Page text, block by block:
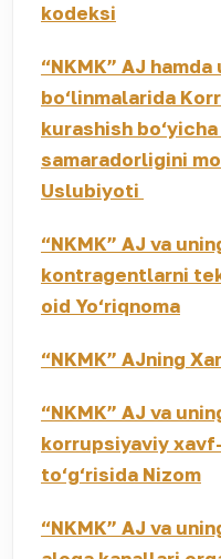
kodeksi
“NKMK” AJ
bo‘linmalarida
kurashish
samaradorligini
Uslubiyoti
“NKMK” AJ va
kontragentlarni
oid Yo‘riqnoma
“NKMK” AJning
“NKMK” AJ va
korrupsiyaviy
to‘g‘risida Nizom
“NKMK” AJ va